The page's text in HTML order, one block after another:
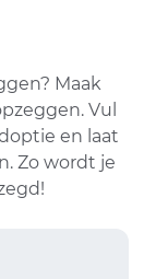
Maak
Vul
en laat
Zo wordt je